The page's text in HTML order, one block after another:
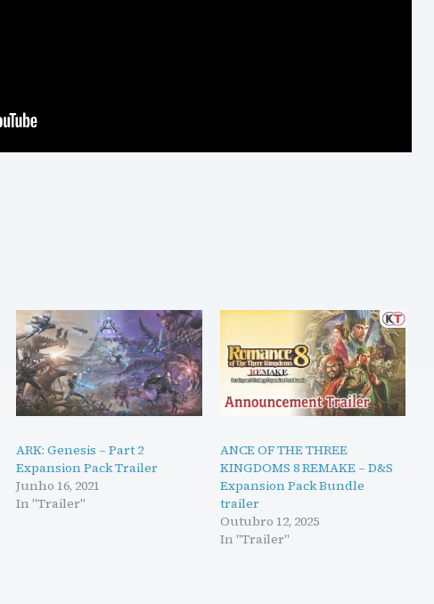
ARK: Genesis – Part 2
Expansion Pack Trailer
Junho 16, 2021
In "Trailer"
ANCE OF THE THREE
KINGDOMS 8 REMAKE – D&S
Expansion Pack Bundle
trailer
Outubro 12, 2025
In "Trailer"